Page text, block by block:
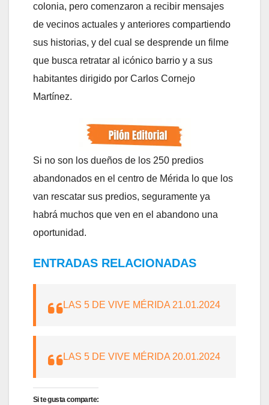
colonia, pero comenzaron a recibir mensajes
de vecinos actuales y anteriores compartiendo
sus historias, y del cual se desprende un filme
que busca retratar al icónico barrio y a sus
habitantes dirigido por Carlos Cornejo
Martínez.
Si no son los dueños de los 250 predios
abandonados en el centro de Mérida lo que los
van rescatar sus predios, seguramente ya
habrá muchos que ven en el abandono una
oportunidad.
ENTRADAS RELACIONADAS
LAS 5 DE VIVE MÉRIDA 21.01.2024
LAS 5 DE VIVE MÉRIDA 20.01.2024
Si te gusta comparte: